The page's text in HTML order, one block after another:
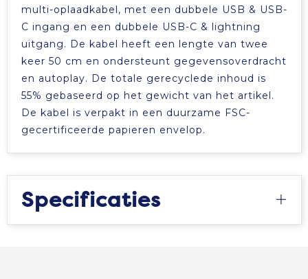
multi-oplaadkabel, met een dubbele USB & USB-
C ingang en een dubbele USB-C & lightning
uitgang. De kabel heeft een lengte van twee
keer 50 cm en ondersteunt gegevensoverdracht
en autoplay. De totale gerecyclede inhoud is
55% gebaseerd op het gewicht van het artikel.
De kabel is verpakt in een duurzame FSC-
gecertificeerde papieren envelop.
Specificaties